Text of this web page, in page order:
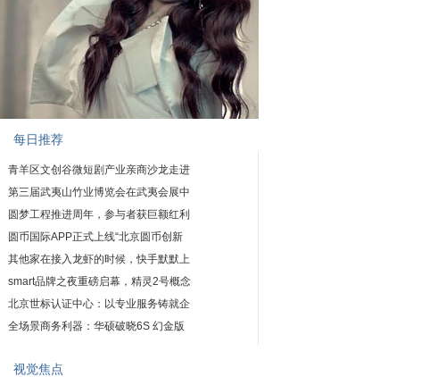
每日推荐
青羊区文创谷微短剧产业亲商沙龙走进
第三届武夷山竹业博览会在武夷会展中
圆梦工程推进周年，参与者获巨额红利
圆币国际APP正式上线“北京圆币创新
其他家在接入龙虾的时候，快手默默上
smart品牌之夜重磅启幕，精灵2号概念
北京世标认证中心：以专业服务铸就企
全场景商务利器：华硕破晓6S 幻金版
视觉焦点